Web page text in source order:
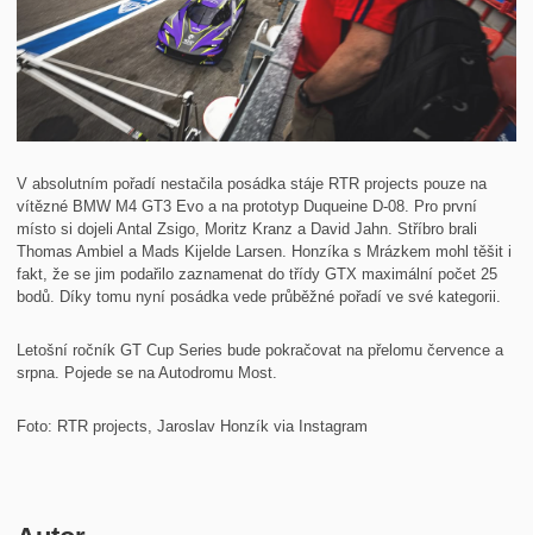
V absolutním pořadí nestačila posádka stáje RTR projects pouze na
vítězné BMW M4 GT3 Evo a na prototyp Duqueine D-08. Pro první
místo si dojeli Antal Zsigo, Moritz Kranz a David Jahn. Stříbro brali
Thomas Ambiel a Mads Kijelde Larsen. Honzíka s Mrázkem mohl těšit i
fakt, že se jim podařilo zaznamenat do třídy GTX maximální počet 25
bodů. Díky tomu nyní posádka vede průběžné pořadí ve své kategorii.
Letošní ročník GT Cup Series bude pokračovat na přelomu července a
srpna. Pojede se na Autodromu Most.
Foto: RTR projects, Jaroslav Honzík via Instagram